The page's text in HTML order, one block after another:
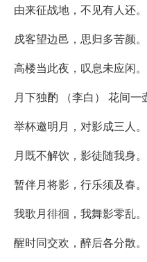
由来征战地，不见有人还。
戍客望边邑，思归多苦颜。
高楼当此夜，叹息未应闲。
月下独酌 （李白） 花间一
举杯邀明月，对影成三人。
月既不解饮，影徒随我身。
暂伴月将影，行乐须及春。
我歌月徘徊，我舞影零乱。
醒时同交欢，醉后各分散。